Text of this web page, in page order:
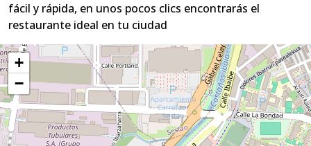
fácil y rápida, en unos pocos clics encontrarás el
restaurante ideal en tu ciudad
+
−